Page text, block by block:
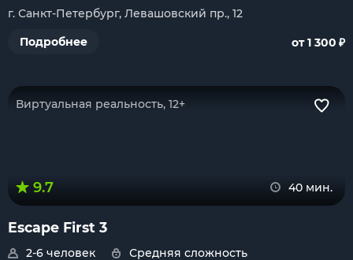
г. Санкт-Петербург, Левашовский пр., 12
Подробнее
от 1 300 ₽
Виртуальная реальность, 12+
9.7 40 мин.
Escape First 3
2-6 человек
Средняя сложность